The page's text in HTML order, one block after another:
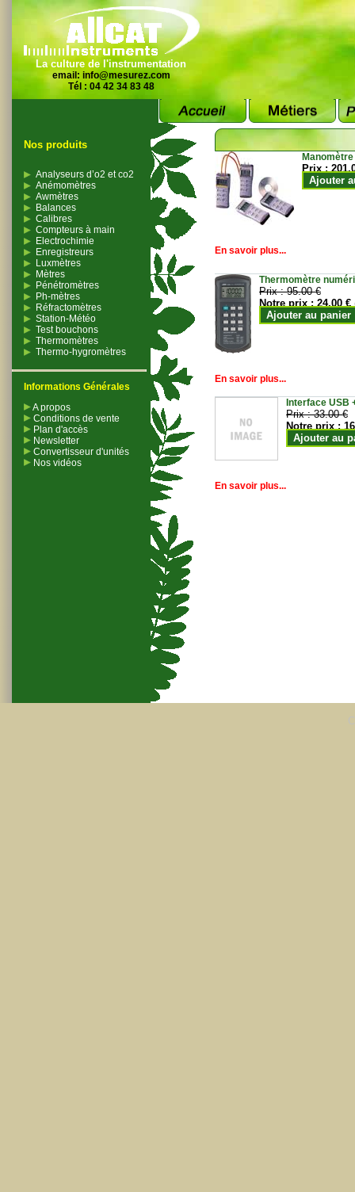
La culture de l'instrumentation
email: info@mesurez.com
Tél : 04 42 34 83 48
Nos produits
Analyseurs d’o2 et co2
Anémomètres
Awmètres
Balances
Calibres
Compteurs à main
Electrochimie
Enregistreurs
Luxmètres
Mètres
Pénétromètres
Ph-mètres
Réfractomètres
Station-Météo
Test bouchons
Thermomètres
Thermo-hygromètres
Informations Générales
A propos
Conditions de vente
Plan d'accès
Newsletter
Convertisseur d'unités
Nos vidéos
Prix :
Ajouter
En savoir plus...
Thermomètre
Prix :95.00 €
Notre prix :24.00 €
Ajouter au panier
En savoir plus...
Interface USB
Prix :33.00 €
Notre prix :
Ajouter au
En savoir plus...